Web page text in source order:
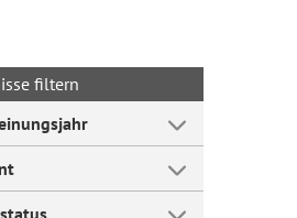
filtern